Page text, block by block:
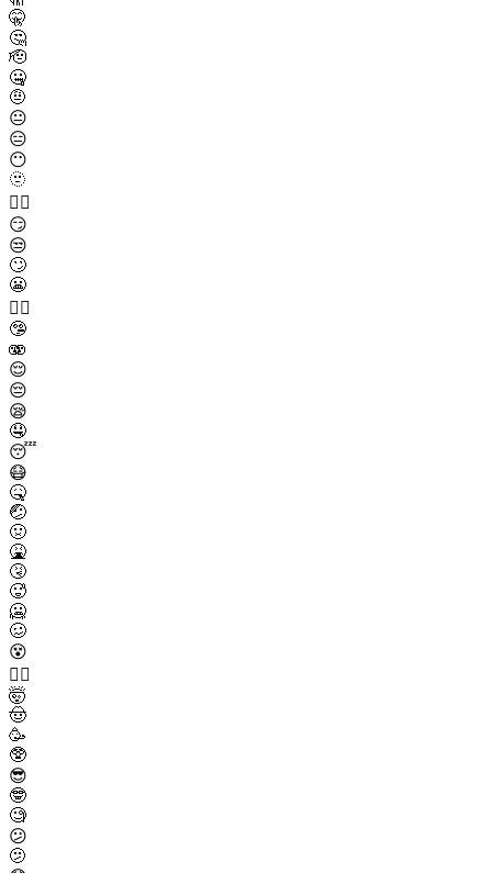
🤫
🤔
🫡
🤐
🤨
😐
😑
😶
🫥
😶‍🌫️
😏
😒
🙄
😬
😮‍💨
🤥
🫨
😌
😔
😪
🤤
😴
😷
🤒
🤕
🤢
🤮
🤧
🥵
🥶
🥴
😵
😵‍💫
🤯
🤠
🥳
🥸
😎
🤓
🧐
😕
🫤